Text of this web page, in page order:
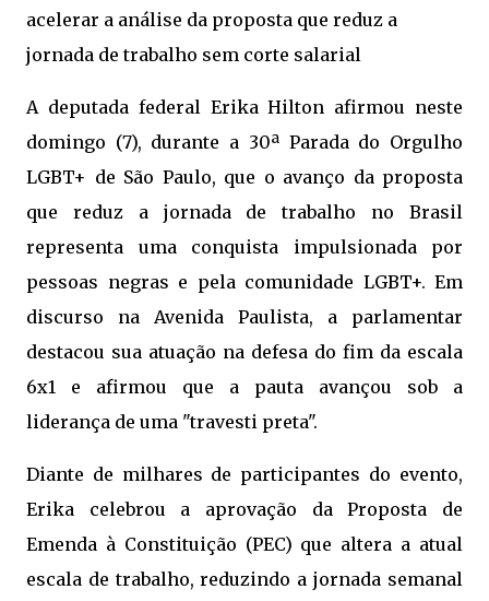
acelerar a análise da proposta que reduz a
jornada de trabalho sem corte salarial
A deputada federal Erika Hilton afirmou neste
domingo (7), durante a 30ª Parada do Orgulho
LGBT+ de São Paulo, que o avanço da proposta
que reduz a jornada de trabalho no Brasil
representa uma conquista impulsionada por
pessoas negras e pela comunidade LGBT+. Em
discurso na Avenida Paulista, a parlamentar
destacou sua atuação na defesa do fim da escala
6x1 e afirmou que a pauta avançou sob a
liderança de uma "travesti preta".
Diante de milhares de participantes do evento,
Erika celebrou a aprovação da Proposta de
Emenda à Constituição (PEC) que altera a atual
escala de trabalho, reduzindo a jornada semanal